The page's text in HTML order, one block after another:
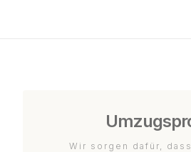
Wir sorgen dafür,